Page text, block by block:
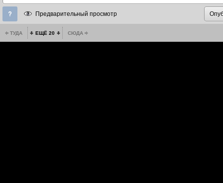
Предварительный просмотр
ТУДА ЕЩЁ 20 СЮДА